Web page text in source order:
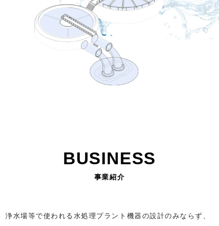
BUSINESS
事業紹介
浄水場等で使われる水処理プラント機器の設計のみならず、